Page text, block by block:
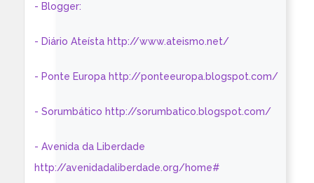
- Blogger:
- Diário Ateísta http://www.ateismo.net/
- Ponte Europa http://ponteeuropa.blogspot.com/
- Sorumbático http://sorumbatico.blogspot.com/
- Avenida da Liberdade
http://avenidadaliberdade.org/home#